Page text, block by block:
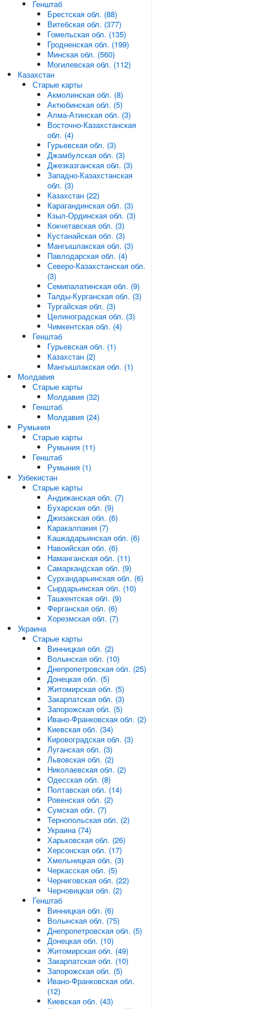
Генштаб
Брестская обл. (88)
Витебская обл. (377)
Гомельская обл. (135)
Гродненская обл. (199)
Минская обл. (560)
Могилевская обл. (112)
Казахстан
Старые карты
Акмолинская обл. (8)
Актюбинская обл. (5)
Алма-Атинская обл. (3)
Восточно-Казахстанская
обл. (4)
Гурьевская обл. (3)
Джамбулская обл. (3)
Джезказганская обл. (3)
Западно-Казахстанская
обл. (3)
Казахстан (22)
Карагандинская обл. (3)
Кзыл-Ординская обл. (3)
Кокчетавская обл. (3)
Кустанайская обл. (3)
Мангышлакская обл. (3)
Павлодарская обл. (4)
Северо-Казахстанская обл.
(3)
Семипалатинская обл. (9)
Талды-Курганская обл. (3)
Тургайская обл. (3)
Целиноградская обл. (3)
Чимкентская обл. (4)
Генштаб
Гурьевская обл. (1)
Казахстан (2)
Мангышлакская обл. (1)
Молдавия
Старые карты
Молдавия (32)
Генштаб
Молдавия (24)
Румыния
Старые карты
Румыния (11)
Генштаб
Румыния (1)
Узбекистан
Старые карты
Андижанская обл. (7)
Бухарская обл. (9)
Джизакская обл. (6)
Каракалпакия (7)
Кашкадарьинская обл. (6)
Навоийская обл. (6)
Наманганская обл. (11)
Самаркандская обл. (9)
Сурхандарьинская обл. (6)
Сырдарьинская обл. (10)
Ташкентская обл. (9)
Ферганская обл. (6)
Хорезмская обл. (7)
Украина
Старые карты
Винницкая обл. (2)
Волынская обл. (10)
Днепропетровская обл. (25)
Донецкая обл. (5)
Житомирская обл. (5)
Закарпатская обл. (3)
Запорожская обл. (5)
Ивано-Франковская обл. (2)
Киевская обл. (34)
Кировоградская обл. (3)
Луганская обл. (3)
Львовская обл. (2)
Николаевская обл. (2)
Одесская обл. (8)
Полтавская обл. (14)
Ровенская обл. (2)
Сумская обл. (7)
Тернопольская обл. (2)
Украина (74)
Харьковская обл. (26)
Херсонская обл. (17)
Хмельницкая обл. (3)
Черкасская обл. (5)
Черниговская обл. (22)
Черновицкая обл. (2)
Генштаб
Винницкая обл. (6)
Волынская обл. (75)
Днепропетровская обл. (5)
Донецкая обл. (10)
Житомирская обл. (49)
Закарпатская обл. (10)
Запорожская обл. (5)
Ивано-Франковская обл.
(12)
Киевская обл. (43)